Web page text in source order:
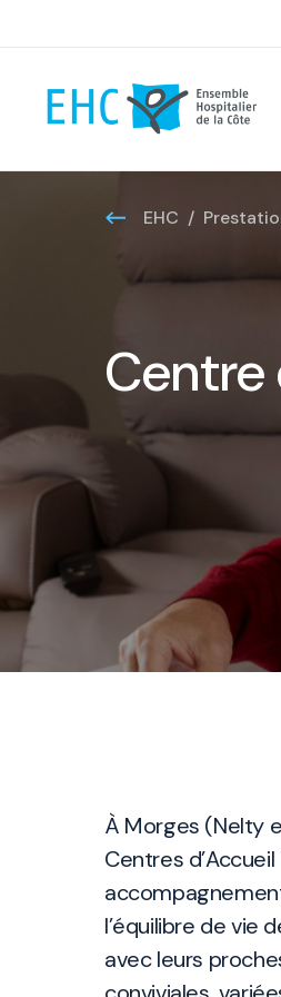
EHC
Centre
À Morges (Nelty
Centres
l’équilibre de vie
avec leurs